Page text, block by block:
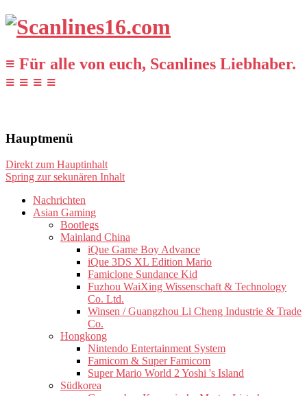
≡ Für alle von euch, Scanlines Liebhaber.
≡ ≡ ≡ ≡
Hauptmenü
Direkt zum Hauptinhalt
Spring zur sekunären Inhalt
Nachrichten
Asian Gaming
Bootlegs
Mainland China
iQue Game Boy Advance
iQue 3DS XL Edition Mario
Famiclone Sundance Kid
Fuzhou WaiXing Wissenschaft & Technology
Co. Ltd.
Winsen / Guangzhou Li Cheng Industrie & Trade
Co.
Hongkong
Nintendo Entertainment System
Famicom & Super Famicom
Super Mario World 2 Yoshi 's Island
Südkorea